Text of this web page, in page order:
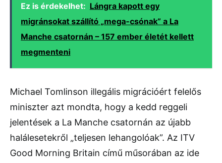
Ez is érdekelhet: Lángra kapott egy
migránsokat szállító „mega-csónak” a La
Manche csatornán – 157 ember életét kellett
megmenteni
Michael Tomlinson illegális migrációért felelős
miniszter azt mondta, hogy a kedd reggeli
jelentések a La Manche csatornán az újabb
halálesetekről „teljesen lehangolóak”. Az ITV
Good Morning Britain című műsorában az ide